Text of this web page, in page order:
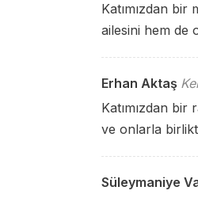
Katımızdan
ailesini hem de
Erhan Aktaş
Katımızdan
ve onlarla
Süleymaniye